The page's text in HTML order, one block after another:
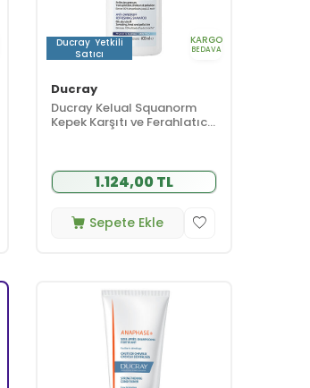
Ducray Yetkili
Satıcı
KARGO
BEDAVA
Ducray
Ducray Kelual Squanorm
Kepek Karşıtı ve Ferahlatıcı
1.124,00 TL
Sepete Ekle